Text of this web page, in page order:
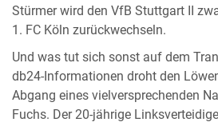
Stürmer wird den VfB Stuttgart II
1. FC Köln zurückwechseln.
Und was tut sich sonst auf dem
db24-Informationen droht den
Abgang eines vielversprechenden
Fuchs. Der 20-jährige